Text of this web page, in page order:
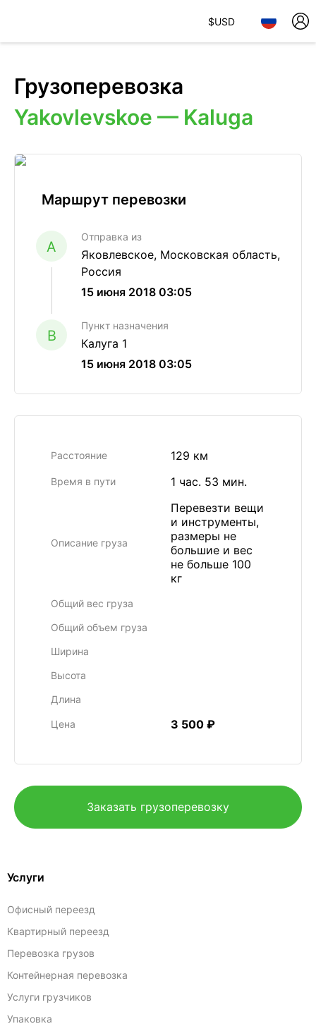
$USD
Грузоперевозка
Yakovlevskoe — Kaluga
Маршрут перевозки
A
Отправка из
Яковлевское, Московская область,
Россия
15 июня 2018 03:05
B
Пункт назначения
Калуга 1
15 июня 2018 03:05
Расстояние 129 км
Время в пути 1 час. 53 мин.
Описание груза
Перевезти вещи
и инструменты,
размеры не
большие и вес
не больше 100
кг
Общий вес груза
Общий объем груза
Ширина
Высота
Длина
Цена 3 500 ₽
Заказать грузоперевозку
Услуги
Офисный переезд
Квартирный переезд
Перевозка грузов
Контейнерная перевозка
Услуги грузчиков
Упаковка